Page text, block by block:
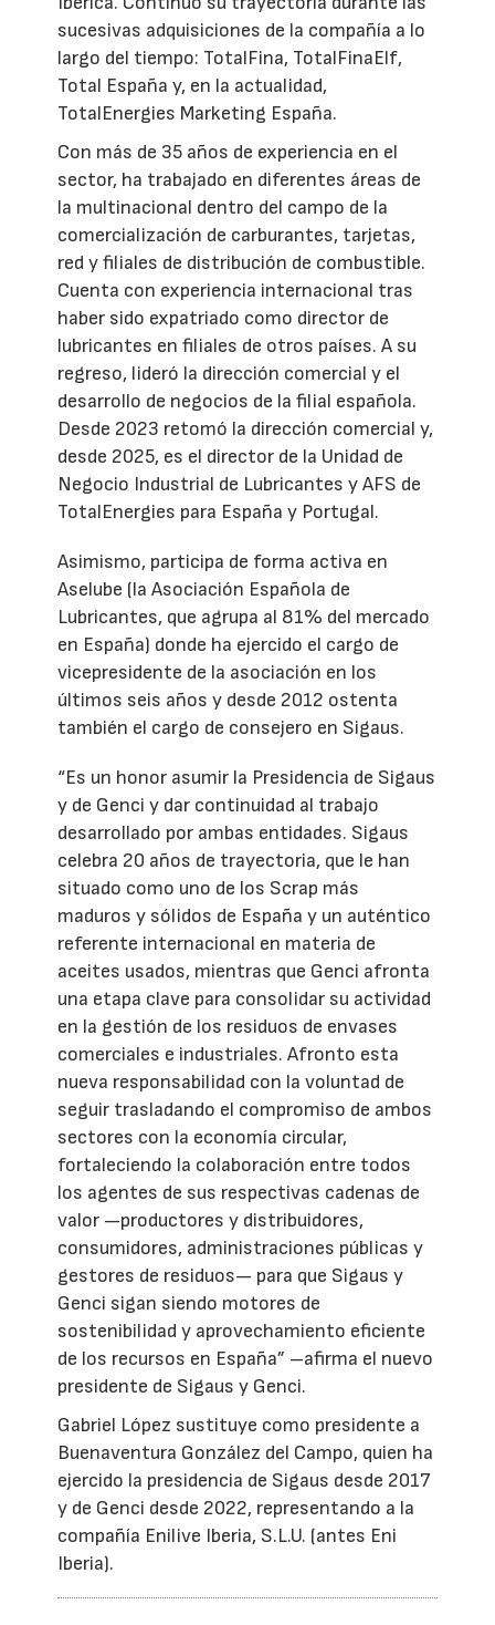
sucesivas adquisiciones de la compañía a lo
largo del tiempo: TotalFina, TotalFinaElf,
Total España y, en la actualidad,
TotalEnergies Marketing España.
Con más de 35 años de experiencia en el
sector, ha trabajado en diferentes áreas de
la multinacional dentro del campo de la
comercialización de carburantes, tarjetas,
red y filiales de distribución de combustible.
Cuenta con experiencia internacional tras
haber sido expatriado como director de
lubricantes en filiales de otros países. A su
regreso, lideró la dirección comercial y el
desarrollo de negocios de la filial española.
Desde 2023 retomó la dirección comercial y,
desde 2025, es el director de la Unidad de
Negocio Industrial de Lubricantes y AFS de
TotalEnergies para España y Portugal.
Asimismo, participa de forma activa en
Aselube (la Asociación Española de
Lubricantes, que agrupa al 81% del mercado
en España) donde ha ejercido el cargo de
vicepresidente de la asociación en los
últimos seis años y desde 2012 ostenta
también el cargo de consejero en Sigaus.
“Es un honor asumir la Presidencia de Sigaus
y de Genci y dar continuidad al trabajo
desarrollado por ambas entidades. Sigaus
celebra 20 años de trayectoria, que le han
situado como uno de los Scrap más
maduros y sólidos de España y un auténtico
referente internacional en materia de
aceites usados, mientras que Genci afronta
una etapa clave para consolidar su actividad
en la gestión de los residuos de envases
comerciales e industriales. Afronto esta
nueva responsabilidad con la voluntad de
seguir trasladando el compromiso de ambos
sectores con la economía circular,
fortaleciendo la colaboración entre todos
los agentes de sus respectivas cadenas de
valor —productores y distribuidores,
consumidores, administraciones públicas y
gestores de residuos— para que Sigaus y
Genci sigan siendo motores de
sostenibilidad y aprovechamiento eficiente
de los recursos en España” –afirma el nuevo
presidente de Sigaus y Genci.
Gabriel López sustituye como presidente a
Buenaventura González del Campo, quien ha
ejercido la presidencia de Sigaus desde 2017
y de Genci desde 2022, representando a la
compañía Enilive Iberia, S.L.U. (antes Eni
Iberia).